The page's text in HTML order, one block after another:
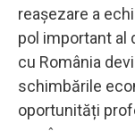
reașezare a
pol important al
cu România
schimbările
oportunități